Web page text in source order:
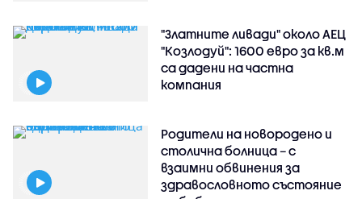
"Златните ливади" около АЕЦ
"Козлодуй": 1600 евро за кв.м
са дадени на частна
компания
Родители на новородено и
столична болница – с
взаимни обвинения за
здравословното състояние